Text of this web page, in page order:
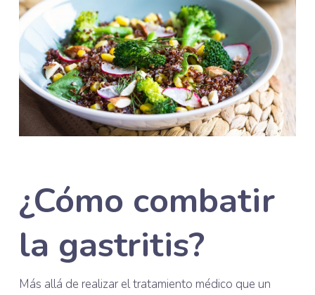
¿Cómo combatir
la gastritis?
Más allá de realizar el tratamiento médico que un